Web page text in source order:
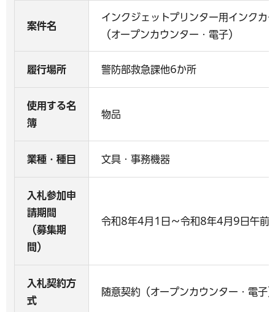
案件名
インクジェットプリンター用インクカ
（オープンカウンター・電子）
履行場所 警防部救急課他6か所
使用する名
簿
物品
業種・種目 文具・事務機器
入札参加申
請期間
（募集期
間）
令和8年4月1日～令和8年4月9日午前
入札契約方
式
随意契約（オープンカウンター・電子